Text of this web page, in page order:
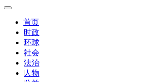
首页
|时政
|环球
|社会
|法治
|人物